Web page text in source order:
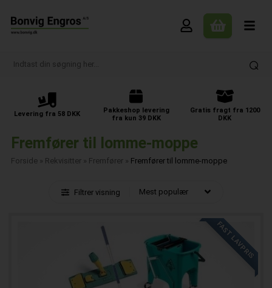
Levering fra 58 DKK
Pakkeshop levering
fra kun 39 DKK
Gratis fragt fra 1200
DKK
Fremfører til lomme-moppe
Forside» Rekvisitter» Fremfører» Fremfører til lomme-moppe
Filtrer visning
FAST LAVPRIS